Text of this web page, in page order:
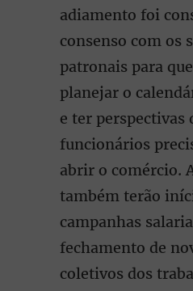
adiamento foi
consenso com os
patronais para
planejar o
e ter perspectivas
funcionários
abrir o comércio.
também terão
campanhas
fechamento de
coletivos dos